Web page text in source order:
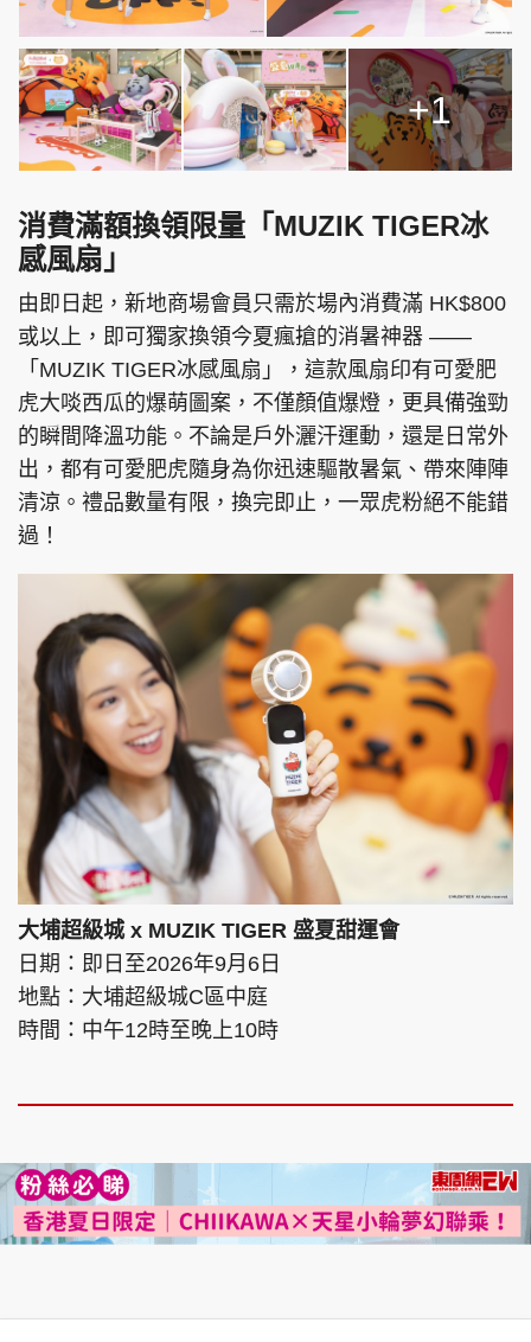
+1
消費滿額換領限量「MUZIK TIGER冰
感風扇」
由即日起，新地商場會員只需於場內消費滿 HK$800
或以上，即可獨家換領今夏瘋搶的消暑神器 ——
「MUZIK TIGER冰感風扇」，這款風扇印有可愛肥
虎大啖西瓜的爆萌圖案，不僅顏值爆燈，更具備強勁
的瞬間降溫功能。不論是戶外灑汗運動，還是日常外
出，都有可愛肥虎隨身為你迅速驅散暑氣、帶來陣陣
清涼。禮品數量有限，換完即止，一眾虎粉絕不能錯
過！
大埔超級城 x MUZIK TIGER 盛夏甜運會
日期：即日至2026年9月6日
地點：大埔超級城C區中庭
時間：中午12時至晚上10時